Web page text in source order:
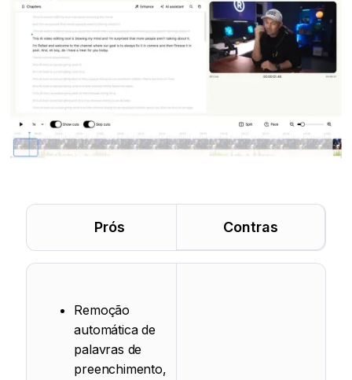
Prós Contras
Remoção
automática de
palavras de
preenchimento,